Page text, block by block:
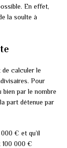
En effet,
la soulte à
de calculer le
Pour
par le nombre
part détenue par
€ et qu’il
100 000 €